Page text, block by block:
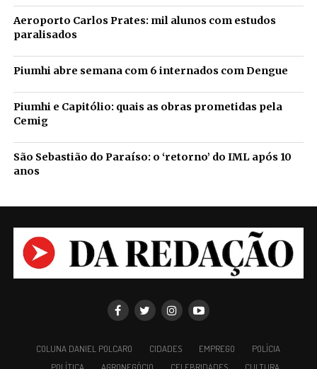
Aeroporto Carlos Prates: mil alunos com estudos
paralisados
Piumhi abre semana com 6 internados com Dengue
Piumhi e Capitólio: quais as obras prometidas pela
Cemig
São Sebastião do Paraíso: o ‘retorno’ do IML após 10
anos
COLUNA DANIEL POLCARO CIDADES EMPREGO
POLÍCIA